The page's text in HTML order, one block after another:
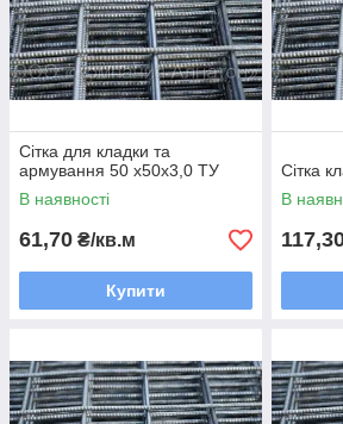
Сітка для кладки та
армування 50 x50x3,0 ТУ
В наявності
61,70 ₴/кв.м
Купити
Сітка
В